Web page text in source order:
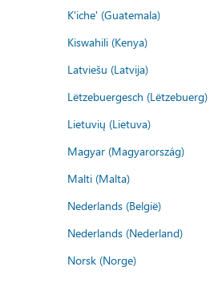
K'iche' (Guatemala)
Kiswahili (Kenya)
Latviešu (Latvija)
Lëtzebuergesch (Lëtzebuerg)
Lietuvių (Lietuva)
Magyar (Magyarország)
Malti (Malta)
Nederlands (België)
Nederlands (Nederland)
Norsk (Norge)